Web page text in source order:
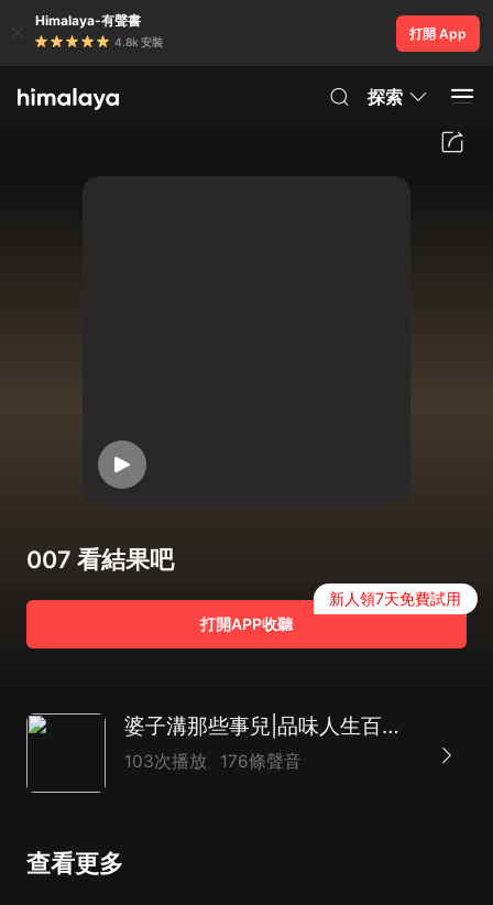
Himalaya-有聲書
4.8k 安裝
打開 App
探索
007 看結果吧
打開APP收聽
新人領7天免費試用
婆子溝那些事兒|品味人生百態|山村創業|白手起家
103次播放 176條聲音
查看更多